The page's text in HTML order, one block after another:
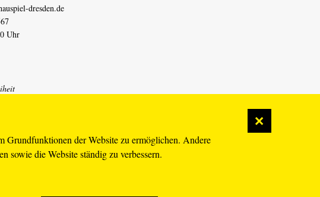
Grundfunktionen der Website zu ermöglichen. Andere
sowie die Website ständig zu verbessern.
dresden.de
Uhr